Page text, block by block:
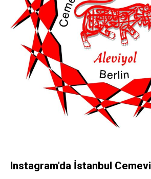
Instagram'da İstanbul Cemevi